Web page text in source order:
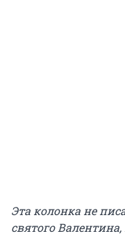
Эта колонка не
святого